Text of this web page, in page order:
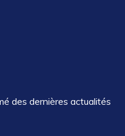
des dernières actualités